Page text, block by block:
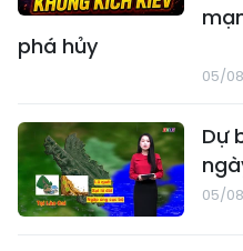
phá hủy
05/
Dự
05/